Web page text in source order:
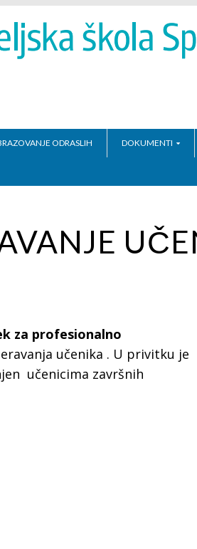
ODRASLIH DOKUMENTI
za profesionalno
učenika . U privitku je
učenicima završnih